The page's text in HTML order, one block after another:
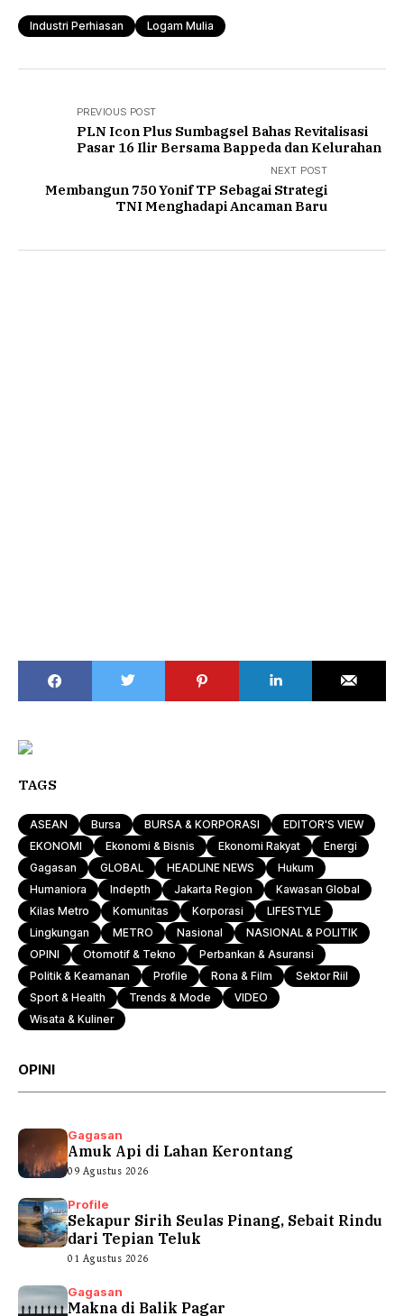
Industri Perhiasan Logam Mulia
PREVIOUS POST
PLN Icon Plus Sumbagsel Bahas Revitalisasi
Pasar 16 Ilir Bersama Bappeda dan Kelurahan
NEXT POST
Membangun 750 Yonif TP Sebagai Strategi
TNI Menghadapi Ancaman Baru
TAGS
ASEAN Bursa BURSA & KORPORASI
EDITOR'S VIEW
EKONOMI
Ekonomi & Bisnis Ekonomi Rakyat
Energi
Gagasan
GLOBAL HEADLINE NEWS
Hukum
Humaniora
Indepth Jakarta Region
Kawasan Global
Kilas Metro
Komunitas Korporasi
LIFESTYLE
Lingkungan
METRO Nasional
NASIONAL & POLITIK
OPINI
Otomotif & Tekno
Perbankan & Asuransi
Politik & Keamanan
Profile Rona & Film
Sektor Riil
Sport & Health
Trends & Mode
VIDEO
Wisata & Kuliner
OPINI
Gagasan
Amuk Api di Lahan Kerontang
09 Agustus 2026
Profile
Sekapur Sirih Seulas Pinang, Sebait Rindu
dari Tepian Teluk
01 Agustus 2026
Gagasan
Makna di Balik Pagar